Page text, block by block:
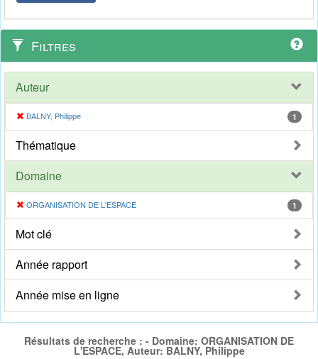
Filtres
Auteur
BALNY, Philippe 1
Thématique
Domaine
ORGANISATION DE L'ESPACE 1
Mot clé
Année rapport
Année mise en ligne
Résultats de recherche : - Domaine: ORGANISATION DE
L'ESPACE, Auteur: BALNY, Philippe